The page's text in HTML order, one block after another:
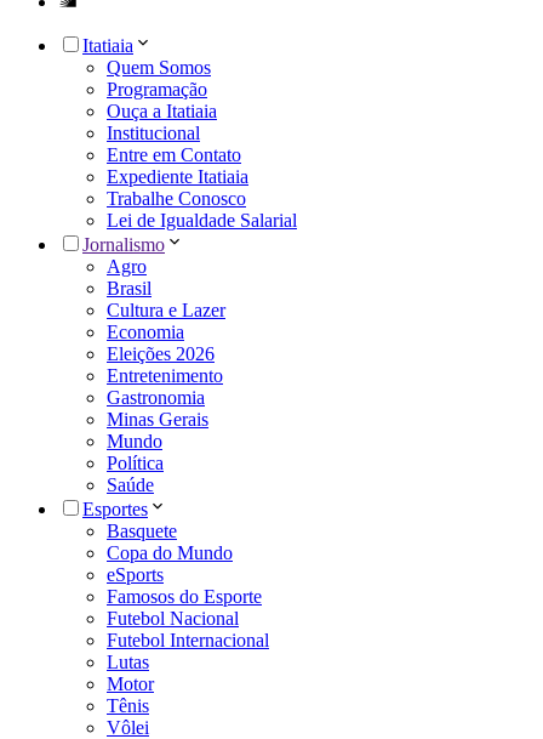
Itatiaia
Quem Somos
Programação
Ouça a Itatiaia
Institucional
Entre em Contato
Expediente Itatiaia
Trabalhe Conosco
Lei de Igualdade Salarial
Jornalismo
Agro
Brasil
Cultura e Lazer
Economia
Eleições 2026
Entretenimento
Gastronomia
Minas Gerais
Mundo
Política
Saúde
Esportes
Basquete
Copa do Mundo
eSports
Famosos do Esporte
Futebol Nacional
Futebol Internacional
Lutas
Motor
Tênis
Vôlei